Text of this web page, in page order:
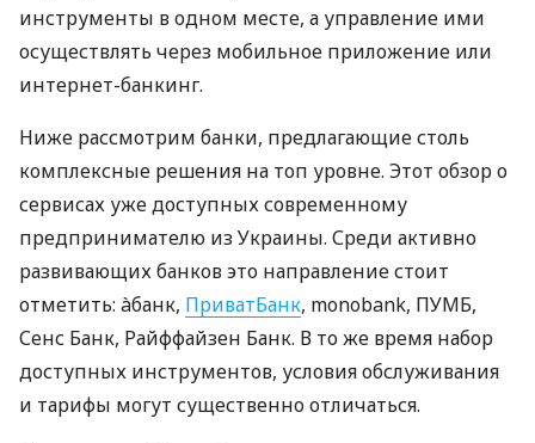
инструменты в одном месте, а управление ими
осуществлять через мобильное приложение или
интернет-банкинг.
Ниже рассмотрим банки, предлагающие столь
комплексные решения на топ уровне. Этот обзор о
сервисах уже доступных современному
предпринимателю из Украины. Среди активно
развивающих банков это направление стоит
отметить: àбанк, ПриватБанк, monobank, ПУМБ,
Сенс Банк, Райффайзен Банк. В то же время набор
доступных инструментов, условия обслуживания
и тарифы могут существенно отличаться.